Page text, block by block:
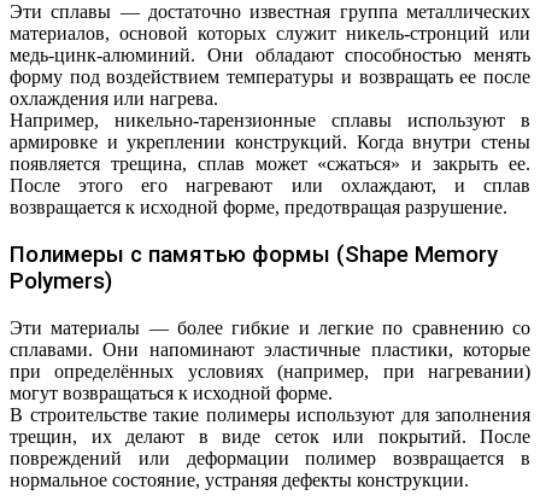
Эти сплавы — достаточно известная группа металлических
материалов, основой которых служит никель-стронций или
медь-цинк-алюминий. Они обладают способностью менять
форму под воздействием температуры и возвращать ее после
охлаждения или нагрева.
Например, никельно-тарензионные сплавы используют в
армировке и укреплении конструкций. Когда внутри стены
появляется трещина, сплав может «сжаться» и закрыть ее.
После этого его нагревают или охлаждают, и сплав
возвращается к исходной форме, предотвращая разрушение.
Полимеры с памятью формы (Shape Memory
Polymers)
Эти материалы — более гибкие и легкие по сравнению со
сплавами. Они напоминают эластичные пластики, которые
при определённых условиях (например, при нагревании)
могут возвращаться к исходной форме.
В строительстве такие полимеры используют для заполнения
трещин, их делают в виде сеток или покрытий. После
повреждений или деформации полимер возвращается в
нормальное состояние, устраняя дефекты конструкции.